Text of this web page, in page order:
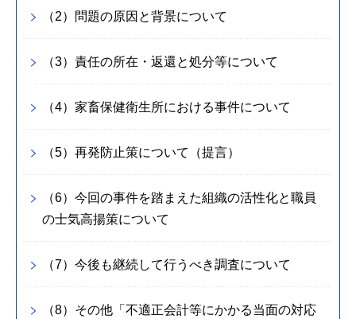
（2）問題の原因と背景について
（3）責任の所在・返還と処分等について
（4）家畜保健衛生所における事件について
（5）再発防止策について（提言）
（6）今回の事件を踏まえた組織の活性化と職員
の士気高揚策について
（7）今後も継続して行うべき調査について
（8）その他「不適正会計等にかかる当面の対応